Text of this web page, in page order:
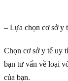
– Lựa chọn cơ sở y
Chọn cơ sở y tế uy
bạn tư vấn về loại
của bạn.